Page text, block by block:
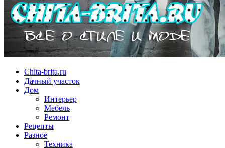
Chita-brita.ru
Дачный участок
Дом
Интерьер
Мебель
Ремонт
Рецепты
Разное
Техника